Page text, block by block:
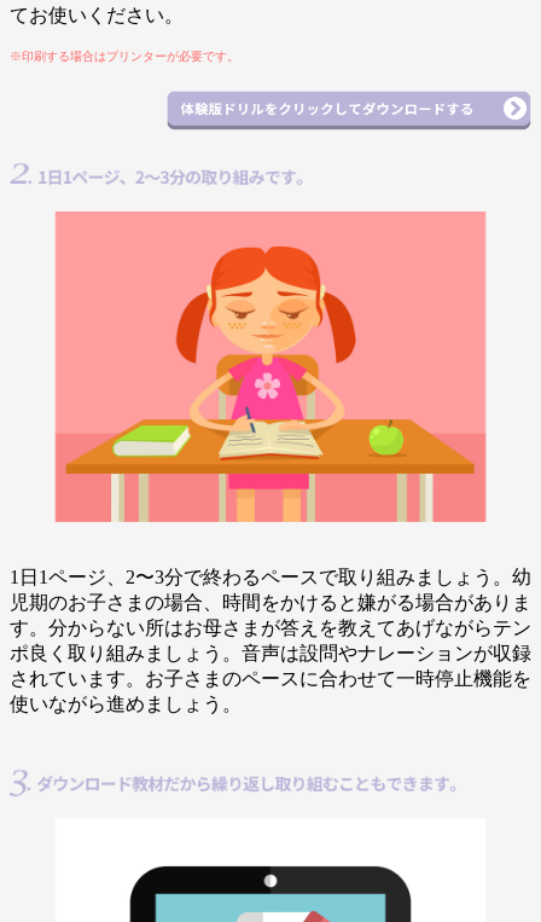
てお使いください。
※印刷する場合はプリンターが必要です。
1日1ページ、2〜3分で終わるペースで取り組みましょう。幼
児期のお子さまの場合、時間をかけると嫌がる場合がありま
す。分からない所はお母さまが答えを教えてあげながらテン
ポ良く取り組みましょう。音声は設問やナレーションが収録
されています。お子さまのペースに合わせて一時停止機能を
使いながら進めましょう。